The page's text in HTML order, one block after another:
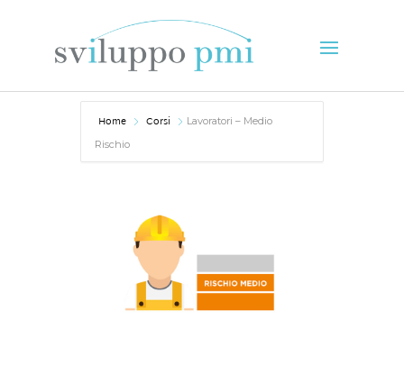
Home Corsi
Lavoratori – Medio
Rischio